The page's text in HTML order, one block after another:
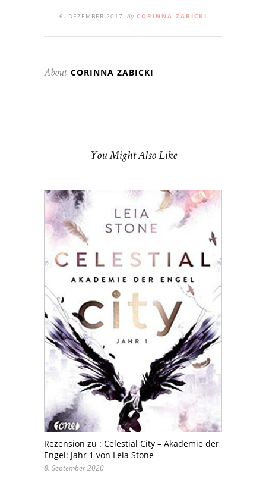
6. DEZEMBER 2017 By CORINNA ZABICKI
About CORINNA ZABICKI
You Might Also Like
Rezension zu : Celestial City – Akademie der
Engel: Jahr 1 von Leia Stone
8. September 2020